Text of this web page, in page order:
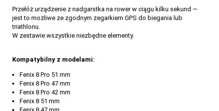
Przełóż urządzenie z nadgarstka na rower w ciągu kilku sekund —
jest to możliwe ze zgodnym zegarkiem GPS do biegania lub
triathlonu.
W zestawie wszystkie niezbędne elementy.
Kompatybilny z modelami:
Fenix 8 Pro 51 mm
Fenix 8 Pro 47 mm
Fenix 8 Pro 42 mm
Fenix 8 51 mm